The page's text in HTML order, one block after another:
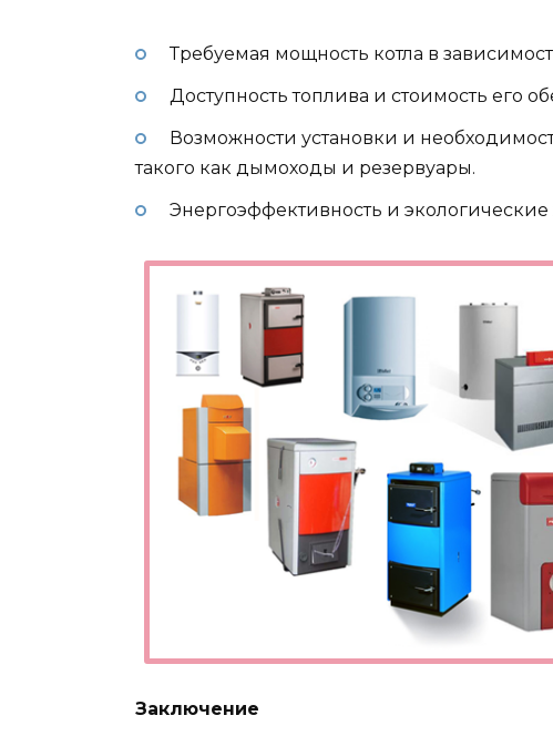
Требуемая мощность котла в
Доступность топлива и стоимость его
Возможности установки и
такого как дымоходы и резервуары.
Энергоэффективность и экологические
Заключение